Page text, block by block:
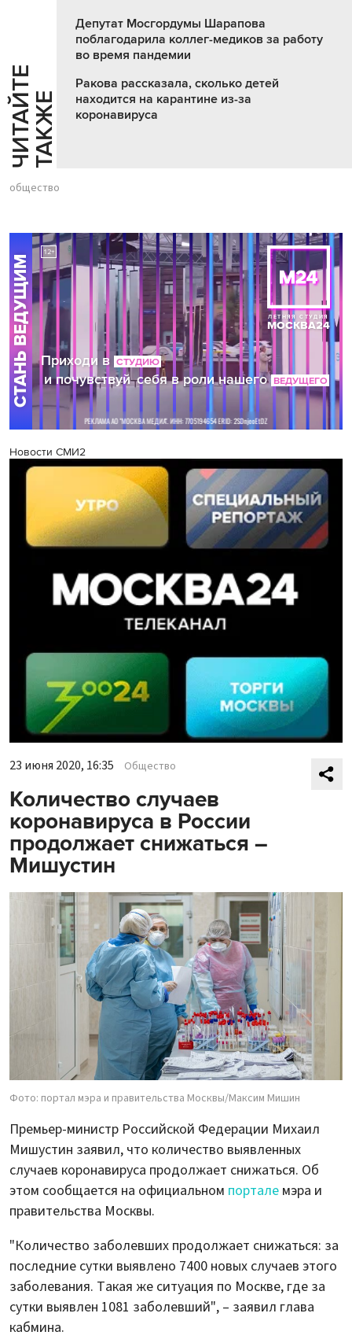
Ч
И
Т
АЙ
Т
Е
Т
А
К
ЖЕ
Депутат Мосгордумы Шарапова
поблагодарила коллег-медиков за работу
во время пандемии
Ракова рассказала, сколько детей
находится на карантине из-за
коронавируса
общество
Новости СМИ2
23 июня 2020, 16:35 Общество
Количество случаев
коронавируса в России
продолжает снижаться –
Мишустин
Фото: портал мэра и правительства Москвы/Максим Мишин
Премьер-министр Российской Федерации Михаил
Мишустин заявил, что количество выявленных
случаев коронавируса продолжает снижаться. Об
этом сообщается на официальном портале мэра и
правительства Москвы.
"Количество заболевших продолжает снижаться: за
последние сутки выявлено 7400 новых случаев этого
заболевания. Такая же ситуация по Москве, где за
сутки выявлен 1081 заболевший", – заявил глава
кабмина.